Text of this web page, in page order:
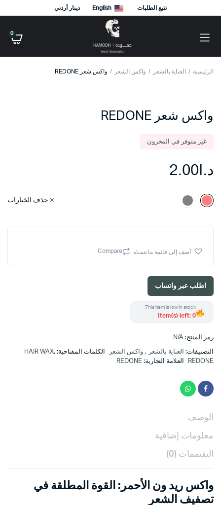
تتبع الطلبات English دينار أردني
0
الرئيسية العناية بالشعر واكس الشعر واكس شعر REDONE
واكس شعر REDONE
غير متوفر في المخزون
د.ا2.00
حذف الخيارات
أضف إلى قائمة ما تتمناه Compare
اطلب عبر واتساب
This item is low in stock.
Item(s) left: 0
رمز المنتج: N/A
التصنيفات: العناية بالشعر ,واكس الشعر الكلمات المفتاحية: HAIR WAX,
REDONE
العلامة التجارية:REDONE
الوصف
معلومات إضافية
التقيممات (0)
واكس ريد ون الأحمر: القوة المطلقة في
تصفيف الشعر